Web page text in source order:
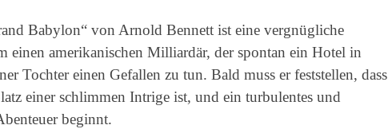
Babylon“ von Arnold Bennett ist eine vergnügliche
einen amerikanischen Milliardär, der spontan ein Hotel in
Tochter einen Gefallen zu tun. Bald muss er feststellen, dass
einer schlimmen Intrige ist, und ein turbulentes und
beginnt.